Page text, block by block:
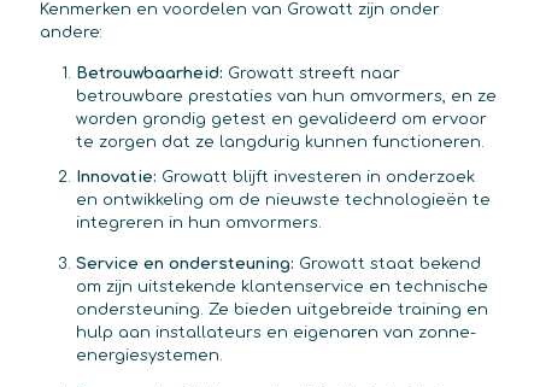
Kenmerken en voordelen van Growatt zijn onder
andere:
Betrouwbaarheid: Growatt streeft naar
betrouwbare prestaties van hun omvormers, en ze
worden grondig getest en gevalideerd om ervoor
te zorgen dat ze langdurig kunnen functioneren.
Innovatie: Growatt blijft investeren in onderzoek
en ontwikkeling om de nieuwste technologieën te
integreren in hun omvormers.
Service en ondersteuning: Growatt staat bekend
om zijn uitstekende klantenservice en technische
ondersteuning. Ze bieden uitgebreide training en
hulp aan installateurs en eigenaren van zonne-
energiesystemen.